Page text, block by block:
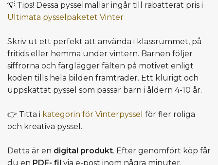
💡 Tips! Dessa pysselmallar ingår till rabatterat pris i
Ultimata pysselpaketet Vinter
Skriv ut ett perfekt att använda i klassrummet, på
fritids eller hemma under vintern. Barnen följer
siffrorna och färglägger fälten på motivet enligt
koden tills hela bilden framträder. Ett klurigt och
uppskattat pyssel som passar barn i åldern 4-10 år.
👉 Titta i kategorin för Vinterpyssel för fler roliga
och kreativa pyssel.
Detta är en digital produkt. Efter genomfört köp får
du en PDF- fil via e-post inom några minuter.